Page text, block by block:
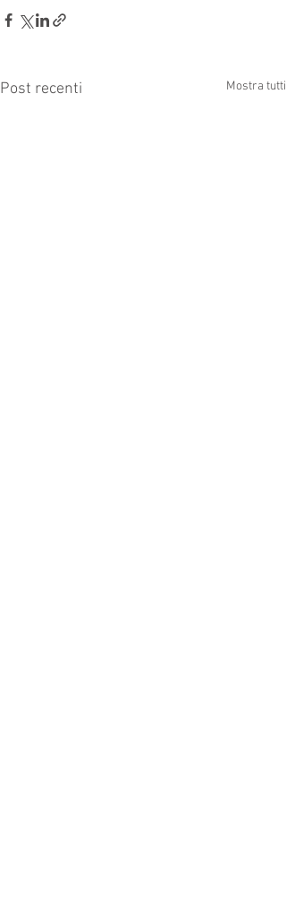
Post recenti Mostra tutti